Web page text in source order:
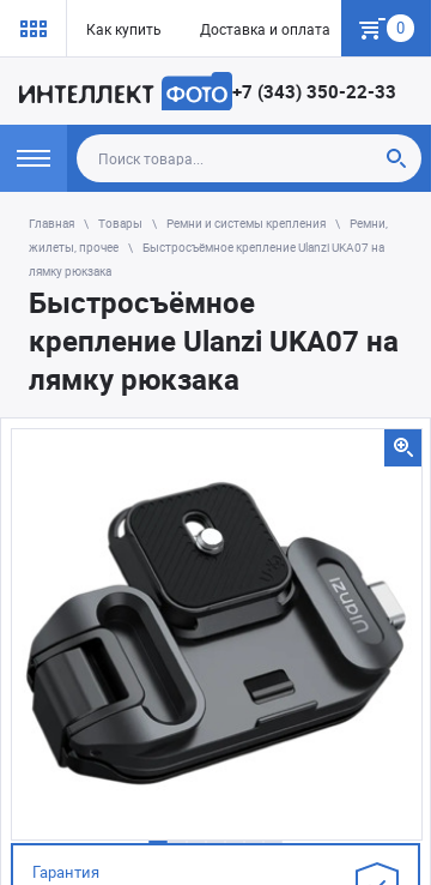
Как купить Доставка и оплата Гарантия
0
+7 (343) 350-22-33
Главная Товары Ремни и системы крепления
Ремни,
жилеты, прочее
Быстросъёмное крепление Ulanzi UKA07 на
лямку рюкзака
Быстросъёмное
крепление Ulanzi UKA07 на
лямку рюкзака
Гарантия